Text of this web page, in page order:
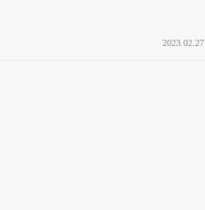
2023.02.27